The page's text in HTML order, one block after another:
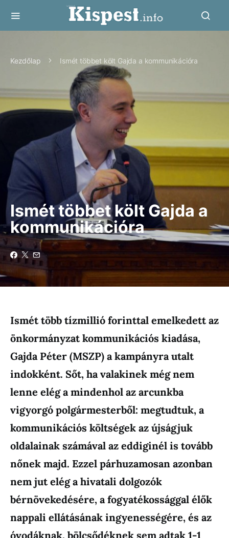
Kezdőlap Ismét többet költ Gajda a kommunikációra
Ismét többet költ Gajda a
kommunikációra
Ismét több tízmillió forinttal emelkedett az
önkormányzat kommunikációs kiadása,
Gajda Péter (MSZP) a kampányra utalt
indokként. Sőt, ha valakinek még nem
lenne elég a mindenhol az arcunkba
vigyorgó polgármesterből: megtudtuk, a
kommunikációs költségek az újságjuk
oldalainak számával az eddiginél is tovább
nőnek majd. Ezzel párhuzamosan azonban
nem jut elég a hivatali dolgozók
bérnövekedésére, a fogyatékossággal élők
nappali ellátásának ingyenességére, és az
óvodáknak, bölcsődéknek sem adtak 1-1